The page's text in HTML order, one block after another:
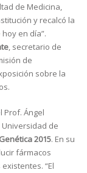
de Medicina,
y recalcó la
en día”.
, secretario de
de
sobre la
Prof. Ángel
Universidad de
2015. En su
fármacos
“El